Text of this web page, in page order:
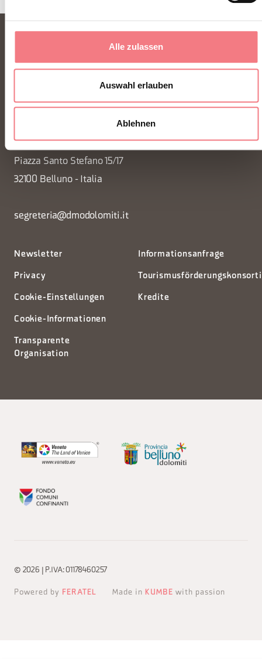
Alle zulassen
Auswahl erlauben
Ablehnen
FONDAZIONE DMO DOLOMITI BELLUNESI
Piazza Santo Stefano 15/17
32100 Belluno - Italia
segreteria@dmodolomiti.it
Newsletter
Privacy
Cookie-Einstellungen
Cookie-Informationen
Transparente
Organisation
Informationsanfrage
Kredite
© 2026 | P.IVA: 01178460257
Powered by FERATEL Made in KUMBE with passion